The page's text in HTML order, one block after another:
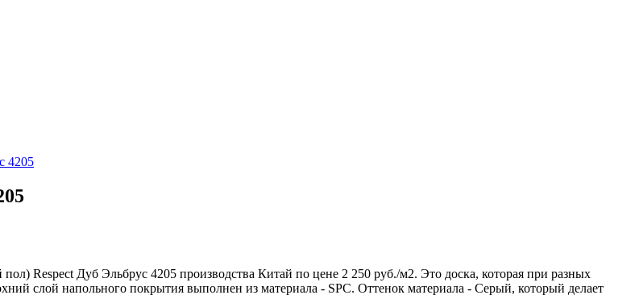
4205
Respect Дуб Эльбрус 4205 производства Китай по цене 2 250 руб./м2. Это доска, которая при разных
слой напольного покрытия выполнен из материала - SPC. Оттенок материала - Серый, который делает